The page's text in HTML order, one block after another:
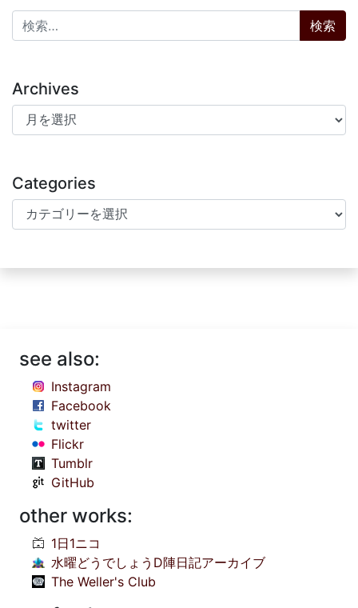
検索:
Archives
Archives
Categories
Categories
see also:
Instagram
Facebook
twitter
Flickr
Tumblr
GitHub
other works:
1日1ニコ
水曜どうでしょうD陣日記アーカイブ
The Weller's Club